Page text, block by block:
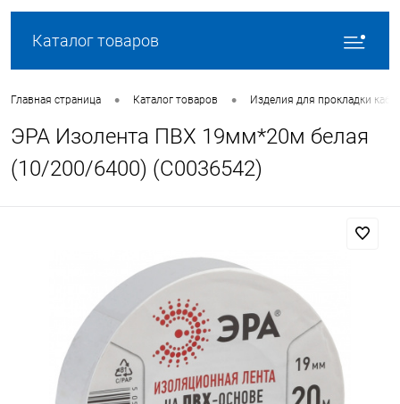
Каталог товаров
Главная страница • Каталог товаров • Изделия для прокладки
ЭРА Изолента ПВХ 19мм*20м белая
(10/200/6400) (C0036542)